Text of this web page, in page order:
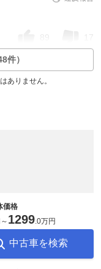
17
件）
ありません。
価格
～ 1299.0万円
中古車を検索